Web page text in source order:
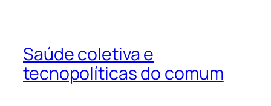
Saúde coletiva e
tecnopolíticas do comum